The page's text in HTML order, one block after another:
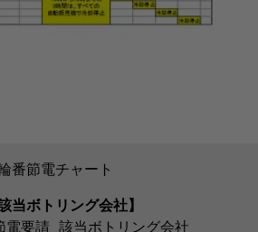
番節電チャート
当ボトリング会社】
要請 該当ボトリング会社